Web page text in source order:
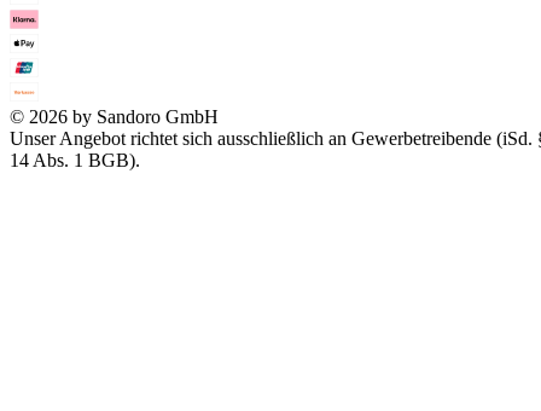
© 2026 by Sandoro GmbH
Unser Angebot richtet sich ausschließlich an Gewerbetreibende (iSd.
14 Abs. 1 BGB).